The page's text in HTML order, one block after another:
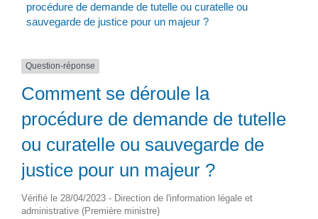
procédure de demande de tutelle ou curatelle ou
sauvegarde de justice pour un majeur ?
Question-réponse
Comment se déroule la
procédure de demande de tutelle
ou curatelle ou sauvegarde de
justice pour un majeur ?
Vérifié le 28/04/2023 - Direction de l'information légale et
administrative (Première ministre)